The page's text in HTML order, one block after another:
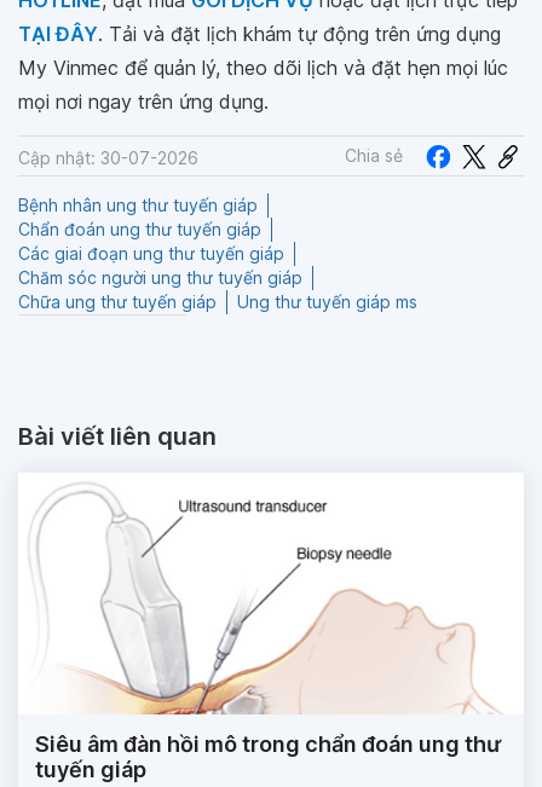
TẠI ĐÂY. Tải và đặt lịch khám tự động trên ứng dụng
My Vinmec để quản lý, theo dõi lịch và đặt hẹn mọi lúc
mọi nơi ngay trên ứng dụng.
Cập nhật: 30-07-2026 Chia sẻ
Bệnh nhân ung thư tuyến giáp
Chẩn đoán ung thư tuyến giáp
Các giai đoạn ung thư tuyến giáp
Chăm sóc người ung thư tuyến giáp
Chữa ung thư tuyến giáp
Ung thư tuyến giáp ms
Bài viết liên quan
Siêu âm đàn hồi mô trong chẩn đoán ung thư
tuyến giáp